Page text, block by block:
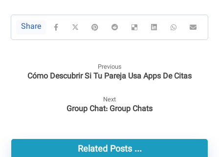
Previous
Cómo Descubrir Si Tu Pareja Usa Apps De Citas
Next
Group Chat: Group Chats
Related Posts ...